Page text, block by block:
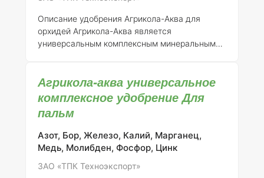
Описание удобрения Агрикола-Аква для
орхидейАгрикола-Аква является
универсальным комплексным минеральным
других декоративных растений. Оно
зарегистрировано ЗАО "ТПК Техноэкспорт"
под номером регистрации 046-11-731-1.
Состав и концентрация элементов
Агрикола-Аква содержит сбалансированный
набор макро- и микроэлементов, что
обеспечивает полноценное питание растений.
Основные компоненты включают: - Азот (N) –
Агрикола-аква универсальное
комплексное удобрение Для
пальм
Азот, Бор, Железо, Калий, Марганец,
Медь, Молибден, Фосфор, Цинк
ЗАО «ТПК Техноэкспорт»